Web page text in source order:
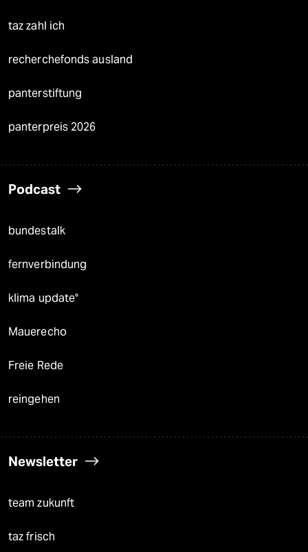
taz zahl ich
recherchefonds ausland
panterstiftung
panterpreis 2026
Podcast
bundestalk
fernverbindung
klima update°
Mauerecho
Freie Rede
reingehen
Newsletter
team zukunft
taz frisch